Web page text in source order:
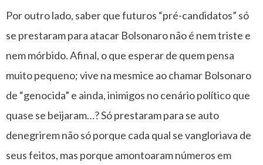
Por outro lado, saber que futuros “pré-candidatos” só
se prestaram para atacar Bolsonaro não é nem triste e
nem mórbido. Afinal, o que esperar de quem pensa
muito pequeno; vive na mesmice ao chamar Bolsonaro
de “genocida” e ainda, inimigos no cenário político que
quase se beijaram…? Só prestaram para se auto
denegrirem não só porque cada qual se vangloriava de
seus feitos, mas porque amontoaram números em